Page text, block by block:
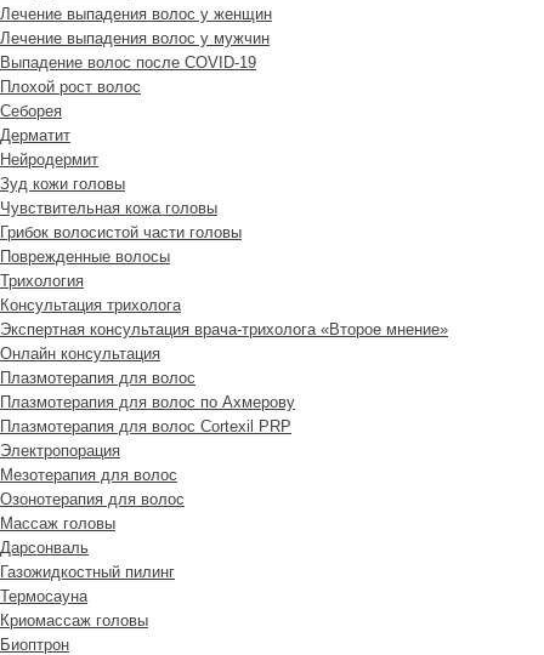
Лечение выпадения волос у женщин
Лечение выпадения волос у мужчин
Выпадение волос после COVID-19
Плохой рост волос
Cеборея
Дерматит
Нейродермит
Зуд кожи головы
Чувствительная кожа головы
Грибок волосистой части головы
Поврежденные волосы
Трихология
Консультация трихолога
Экспертная консультация врача-трихолога «Второе мнение»
Онлайн консультация
Плазмотерапия для волос
Плазмотерапия для волос по Ахмерову
Плазмотерапия для волос Cortexil PRP
Электропорация
Мезотерапия для волос
Озонотерапия для волос
Массаж головы
Дарсонваль
Газожидкостный пилинг
Термосауна
Криомассаж головы
Биоптрон